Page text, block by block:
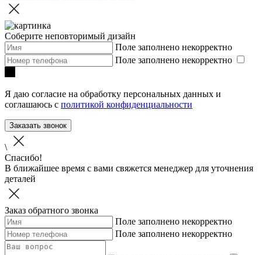
Соберите неповторимый дизайн
Поле заполнено некорректно
Поле заполнено некорректно
Я даю согласие на обработку персональных данных и
соглашаюсь с политикой конфиденциальности
Заказать звонок
\
Спасибо!
В ближайшее время с вами свяжется менеджер для уточнения
деталей
Заказ обратного звонка
Поле заполнено некорректно
Поле заполнено некорректно